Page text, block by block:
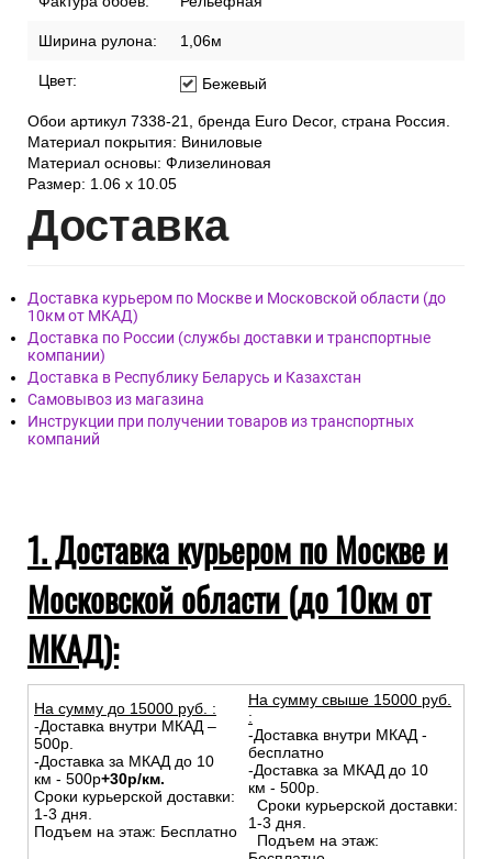
Ширина рулона: 1,06м
Цвет: Бежевый
Обои артикул 7338-21, бренда Euro Decor, страна Россия.
Материал покрытия: Виниловые
Материал основы: Флизелиновая
Размер: 1.06 x 10.05
Доставка
Доставка курьером по Москве и Московской области (до
10км от МКАД)
Доставка по России (службы доставки и транспортные
компании)
Доставка в Республику Беларусь и Казахстан
Самовывоз из магазина
Инструкции при получении товаров из транспортных
компаний
1. Доставка курьером по Москве и
Московской области (до 10км от
МКАД):
На сумму до 15000 руб. :
-Доставка внутри МКАД –
500р.
-Доставка за МКАД до 10
км - 500р+30р/км.
Сроки курьерской доставки:
1-3 дня.
Подъем на этаж: Бесплатно
На сумму свыше 15000 руб.
:
-Доставка внутри МКАД -
бесплатно
-Доставка за МКАД до 10
км - 500р.
Сроки курьерской доставки:
1-3 дня.
Подъем на этаж: